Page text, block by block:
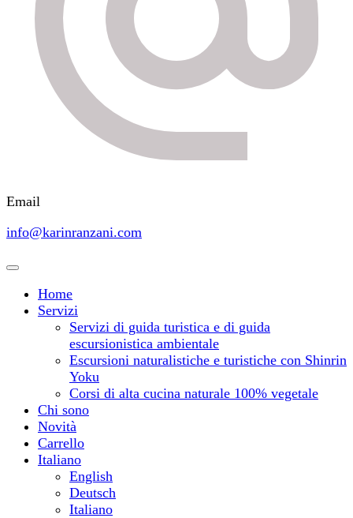
Email
info@karinranzani.com
Home
Servizi
Servizi di guida turistica e di guida
escursionistica ambientale
Escursioni naturalistiche e turistiche con Shinrin
Yoku
Corsi di alta cucina naturale 100% vegetale
Chi sono
Novità
Carrello
Italiano
English
Deutsch
Italiano